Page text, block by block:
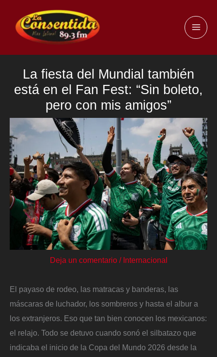
contenido
La fiesta del Mundial también
está en el Fan Fest: “Sin boleto,
pero con mis amigos”
Deja un comentario / Internacional
El payaso de rodeo, las matracas y banderas, las
máscaras de luchador, los sombreros y hasta el albur a
los extranjeros. Eso que tan bien conocen los mexicanos:
el relajo. Todo se detuvo cuando sonó el silbatazo que
indicaba el inicio de la Copa del Mundo 2026 desde la